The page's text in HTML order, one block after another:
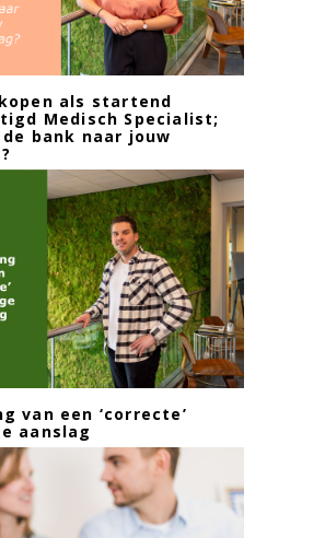
als startend
Medisch Specialist;
bank naar jouw
van een ‘correcte’
aanslag